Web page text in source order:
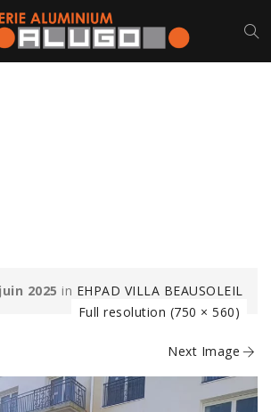
2025 in EHPAD VILLA BEAUSOLEIL
Full resolution (750 × 560)
Next Image